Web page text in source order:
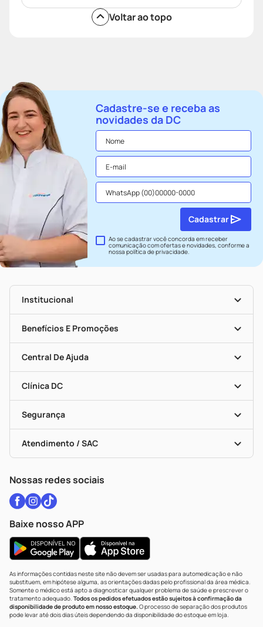
Voltar ao topo
Cadastre-se e receba as
novidades da DC
Ao se cadastrar você concorda em receber
comunicação com ofertas e novidades, conforme a
nossapolítica de privacidade.
Cadastrar
Institucional
Nossas Lojas
Seja Uma Loja Parceira
Mapa De Categorias
Benefícios E Promoções
Convênios
Programa Popular Do Brasil
Encarte De Ofertas
Dermaclub
Cupons E Ofertas
Black Friday
Central De Ajuda
Recompra Programada
Alomed
Formas De Pagamento
Troca E Devolução
Bulas De A A Z
Políticas De Marketplace
Clínica DC
Serviços Farmacêuticos
Testes Rápidos
Autoteste Covid-19
Vacinas
Segurança
Portal Da Privacidade
Atendimento / SAC
Nossas redes sociais
Baixe nosso APP
As informações contidas neste site não devem ser usadas para automedicação e não
substituem, em hipótese alguma, as orientações dadas pelo profissional da área médica.
Somente o médico está apto a diagnosticar qualquer problema de saúde e prescrever o
tratamento adequado. Todos os pedidos efetuados estão sujeitos à confirmação da
disponibilidade de produto em nosso estoque.O processo de separação dos produtos
pode levar até dois dias úteis dependendo da disponibilidade do estoque em loja.